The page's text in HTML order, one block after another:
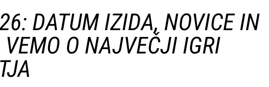
DATUM IZIDA, NOVICE IN
VEMO O NAJVEČJI IGRI